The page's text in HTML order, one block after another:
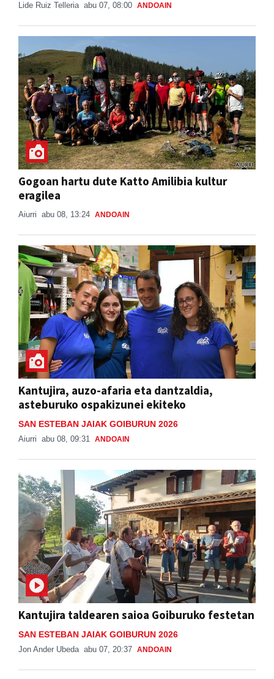
Lide Ruiz Telleria abu 07, 08:00 ANDOAIN
Gogoan hartu dute Katto Amilibia kultur
eragilea
Aiurri abu 08, 13:24 ANDOAIN
Kantujira, auzo-afaria eta dantzaldia,
asteburuko ospakizunei ekiteko
SAN ESTEBAN JAIAK GOIBURUN 2026
Aiurri abu 08, 09:31 ANDOAIN
Kantujira taldearen saioa Goiburuko festetan
SAN ESTEBAN JAIAK GOIBURUN 2026
Jon Ander Ubeda abu 07, 20:37 ANDOAIN